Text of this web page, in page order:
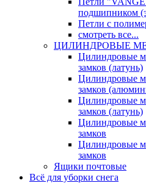
подшипником
Петли с
смотреть все...
ЦИЛИНДРОВЫЕ
Цилиндровые
замков (латунь)
Цилиндровые
замков
Цилиндровые
замков (латунь)
Цилиндровые
замков
Цилиндровые
замков
Ящики почтовые
Всё для уборки снега